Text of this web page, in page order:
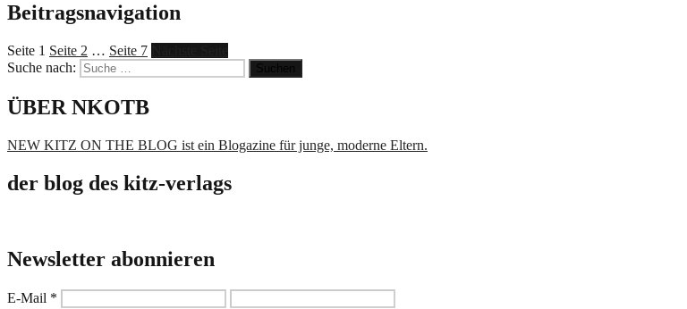
Beitragsnavigation
Seite 1 Seite 2 … Seite 7
Suche nach:
ÜBER NKOTB
NEW KITZ ON THE BLOG ist ein Blogazine für junge, moderne Eltern.
der blog des kitz-verlags
Newsletter abonnieren
E-Mail *